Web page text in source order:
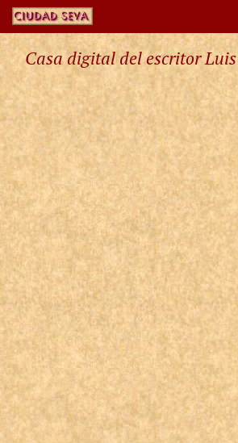
Casa digital del escritor